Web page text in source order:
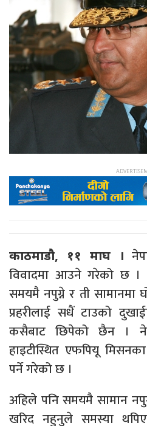
काठमाडौ, ११ माघ ।
विवादमा आउने गरेको छ ।
समयमै नपुग्ने र ती
प्रहरीलाई सधैं टाउको
कसैबाट छिपेको छैन ।
हाइटीस्थित एफपियू
पर्ने गरेको छ ।
अहिले पनि समयमै सामान
खरिद नहुनुले समस्या